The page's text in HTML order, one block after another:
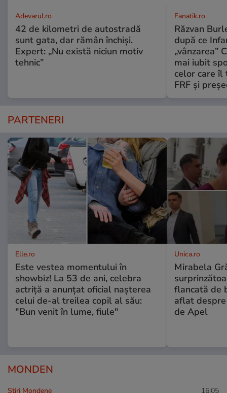
Adevarul.ro
42 de kilometri de autostradă
sunt gata, dar rămân închiși.
Expert: „Nu există niciun motiv
tehnic”
Fanatik.ro
Răzvan
după ce
„vânzarea”
mai iubit
celor care îl
FRF şi
PARTENERI
Elle.ro
Este vestea momentului în
showbiz! La 53 de ani, celebra
actriță a anunțat oficial nașterea
celui de-al treilea copil al său:
"Bun venit în lume, fiule"
Unica.ro
Mirabela
flancată de
aflat
de Apel
MONDEN
Stiri Mondene 16:05